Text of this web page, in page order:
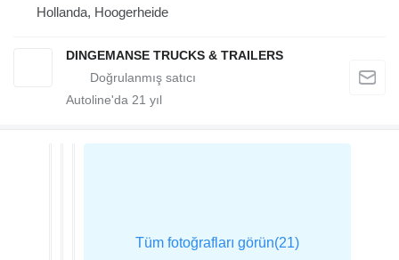
Hollanda, Hoogerheide
DINGEMANSE TRUCKS & TRAILERS
Autoline'da 21 yıl